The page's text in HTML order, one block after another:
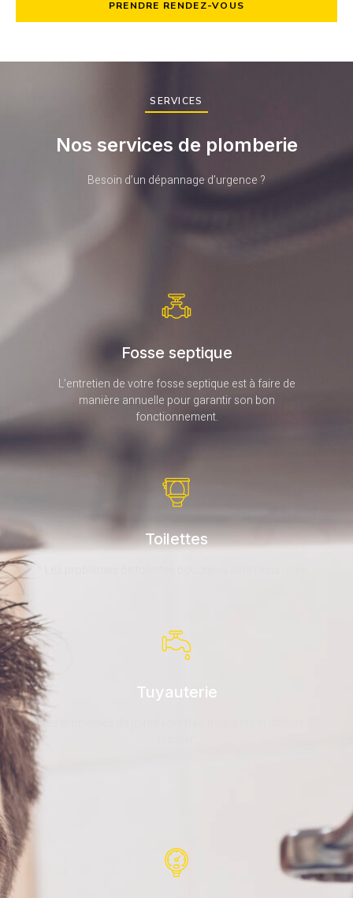
PRENDRE RENDEZ-VOUS
SERVICES
Nos services de plomberie
Besoin d’un dépannage d’urgence ?
Fosse septique
L’entretien de votre fosse septique est à faire de
manière annuelle pour garantir son bon
fonctionnement.
Toilettes
Tuyauterie
Les problèmes de joints sont très fréquents et difficile à